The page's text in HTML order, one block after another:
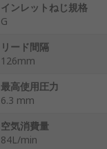
インレットねじ規格
G
リード間隔
126mm
最高使用圧力
6.3 mm
空気消費量
84L/min